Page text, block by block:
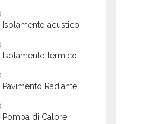
Isolamento acustico
Isolamento termico
Pavimento Radiante
Pompa di Calore